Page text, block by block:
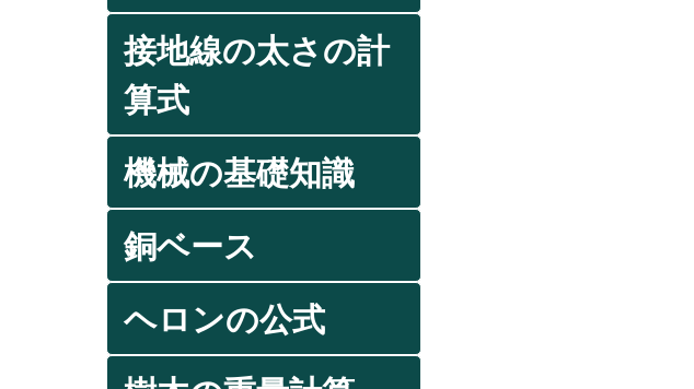
接地線の太さの計
算式
機械の基礎知識
銅ベース
ヘロンの公式